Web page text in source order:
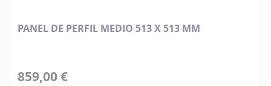
PANEL DE PERFIL MEDIO 513 X 513 MM
859,00 €